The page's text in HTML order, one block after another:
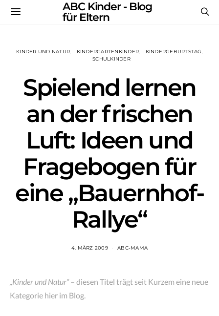
ABC Kinder - Blog
für Eltern
KINDER UND NATUR KINDERGARTENKINDER
KINDERGEBURTSTAG
SCHULKINDER
Spielend lernen
an der frischen
Luft: Ideen und
Fragebogen für
eine „Bauernhof-
Rallye“
4. MÄRZ 2009 ABC-MAMA
„Kinder und Natur“– diesen Titel trägt seit Kurzem eine neue
Kategorie hier im Blog.